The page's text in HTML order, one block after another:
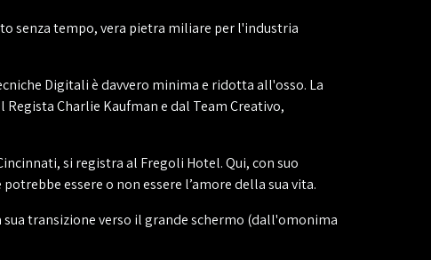
senza tempo, vera pietra miliare per l'industria
Digitali è davvero minima e ridotta all'osso. La
Charlie Kaufman e dal Team Creativo,
si registra al Fregoli Hotel. Qui, con suo
essere o non essere l’amore della sua vita.
transizione verso il grande schermo (dall'omonima